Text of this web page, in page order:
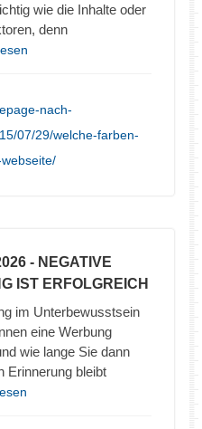
wie die Inhalte oder
denn
nach-
07/29/welche-farben-
- NEGATIVE
IST ERFOLGREICH
im Unterbewusstsein
eine Werbung
wie lange Sie dann
Erinnerung bleibt